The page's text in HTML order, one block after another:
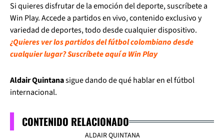
Si quieres disfrutar de la emoción del deporte, suscríbete a
Win Play. Accede a partidos en vivo, contenido exclusivo y
variedad de deportes, todo desde cualquier dispositivo.
¿Quieres ver los partidos del fútbol colombiano desde
cualquier lugar? Suscríbete aquí a Win Play
Aldair Quintanasigue dando de qué hablar en el fútbol
internacional.
CONTENIDO RELACIONADO
ALDAIR QUINTANA